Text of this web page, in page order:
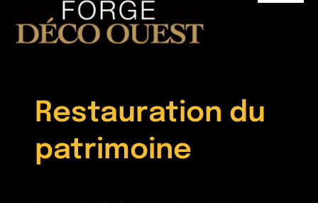
Accueil
Réalisations
Ferronnerie –
Contact
Restauration du
patrimoine